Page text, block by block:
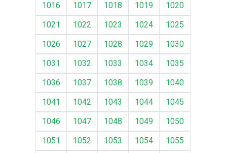
1016
1017 1018 1019
1020
1021
1022 1023 1024
1025
1026
1027 1028 1029
1030
1031
1032 1033 1034
1035
1036
1037 1038 1039
1040
1041
1042 1043 1044
1045
1046
1047 1048 1049
1050
1051
1052 1053 1054
1055